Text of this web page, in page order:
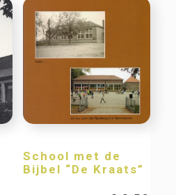
School met de
Bijbel “De Kraats”